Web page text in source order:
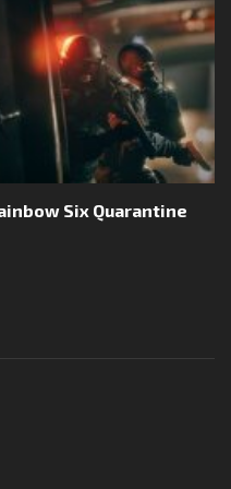
Six Quarantine